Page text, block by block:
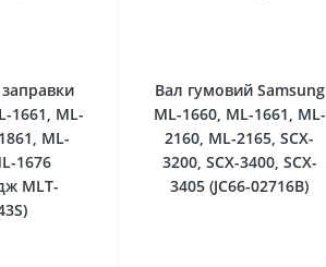
1661, ML-
ML-
1676
MLT-
Вал гумовий Samsung
ML-1660, ML-1661, ML-
2160, ML-2165, SCX-
3200, SCX-3400, SCX-
3405 (JC66-02716B)